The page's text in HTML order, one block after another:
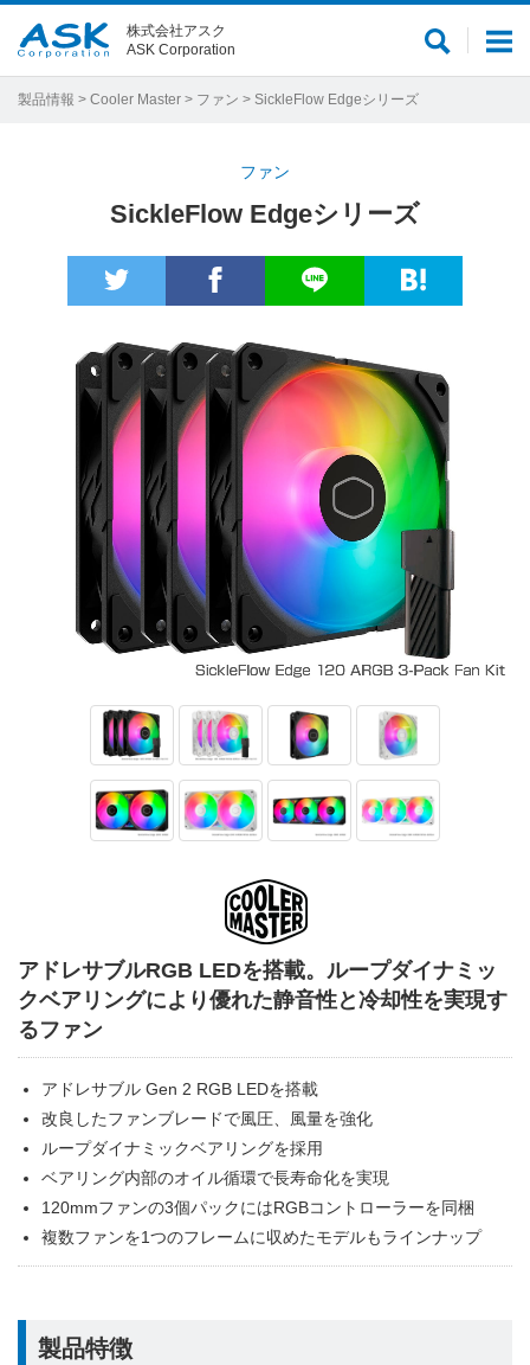
メ
サ
株式会社アスク
ASK Corporation
製品情報 > Cooler Master > ファン > SickleFlow Edgeシリーズ
ファン
SickleFlow Edgeシリーズ
アドレサブルRGB LEDを搭載。ループダイナミッ
クベアリングにより優れた静音性と冷却性を実現す
るファン
アドレサブル Gen 2 RGB LEDを搭載
改良したファンブレードで風圧、風量を強化
ループダイナミックベアリングを採用
ベアリング内部のオイル循環で長寿命化を実現
120mmファンの3個パックにはRGBコントローラーを同梱
複数ファンを1つのフレームに収めたモデルもラインナップ
製品特徴